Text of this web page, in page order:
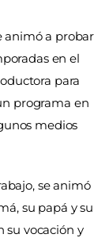
animó a probar
en el
para
programa en
medios
se animó
su papá y su
su vocación y